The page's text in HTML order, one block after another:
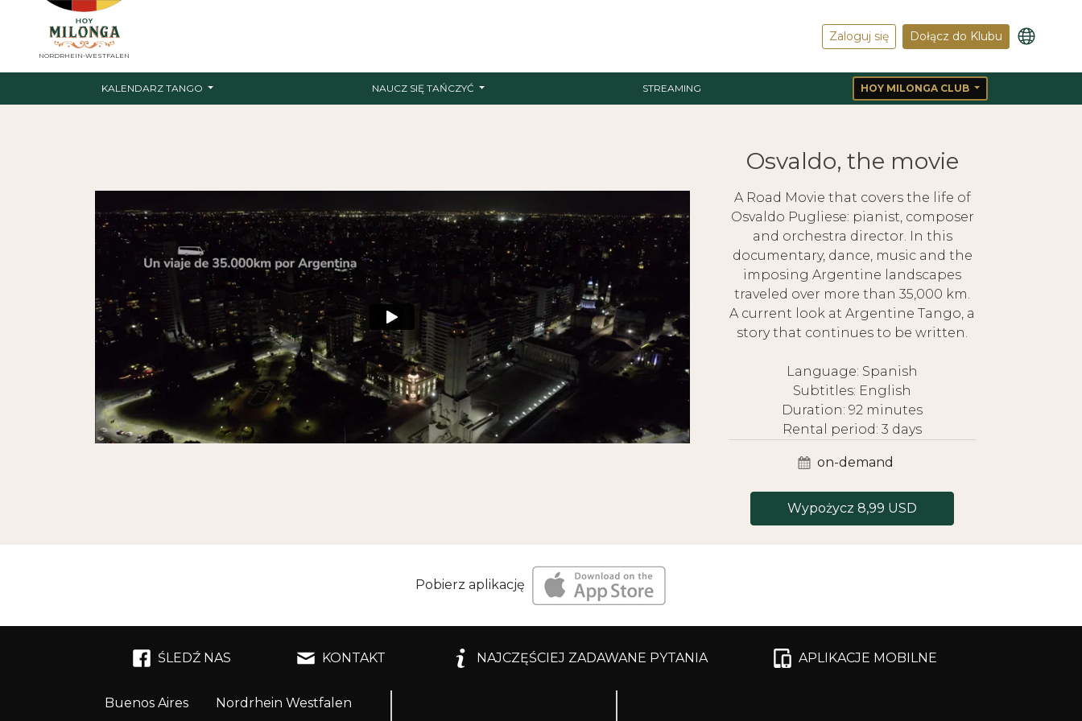
NORDRHEIN-WESTFALEN
Zaloguj się Dołącz do Klubu
KALENDARZ TANGO NAUCZ SIĘ TAŃCZYĆ STREAMING HOY MILONGA CLUB
Osvaldo, the movie
A Road Movie that covers the life of
Osvaldo Pugliese: pianist, composer
and orchestra director. In this
documentary, dance, music and the
imposing Argentine landscapes
traveled over more than 35,000 km.
A current look at Argentine Tango, a
story that continues to be written.
Language: Spanish
Subtitles: English
Duration: 92 minutes
Rental period: 3 days
on-demand
Wypożycz 8,99 USD
Pobierz aplikację
ŚLEDŹ NAS KONTAKT NAJCZĘŚCIEJ ZADAWANE PYTANIA APLIKACJE MOBILNE
Buenos Aires
Nordrhein Westfalen